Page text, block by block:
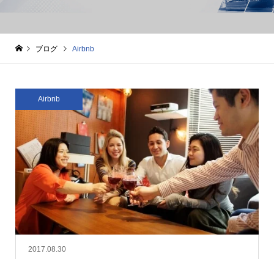
ブログ Airbnb
2017.08.30
Airbnb